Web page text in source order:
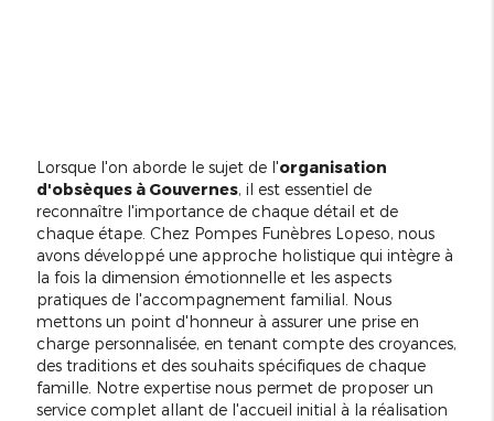
Lorsque l'on aborde le sujet de l'organisation
d'obsèques à Gouvernes, il est essentiel de
reconnaître l'importance de chaque détail et de
chaque étape. Chez Pompes Funèbres Lopeso, nous
avons développé une approche holistique qui intègre à
la fois la dimension émotionnelle et les aspects
pratiques de l'accompagnement familial. Nous
mettons un point d'honneur à assurer une prise en
charge personnalisée, en tenant compte des croyances,
des traditions et des souhaits spécifiques de chaque
famille. Notre expertise nous permet de proposer un
service complet allant de l'accueil initial à la réalisation